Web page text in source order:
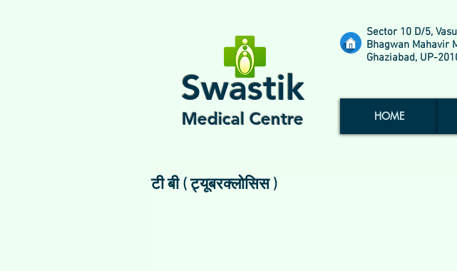
Swastik
Medical Centre
Sector 10 D/5,
Bhagwan Mahavir
Ghaziabad, UP-
HOME
टी बी ( ट्यूबरक्लोसिस )